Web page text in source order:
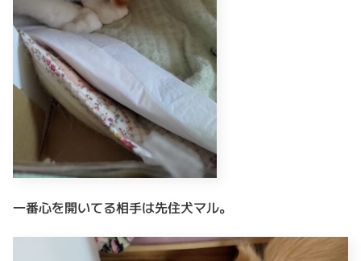
一番心を開いてる相手は先住犬マル。